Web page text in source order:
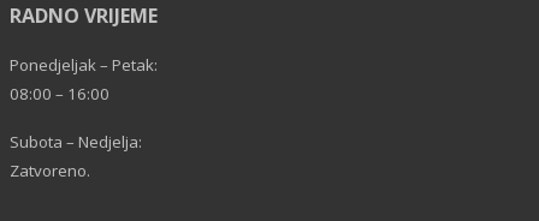
RADNO VRIJEME
Ponedjeljak – Petak:
08:00 – 16:00
Subota – Nedjelja:
Zatvoreno.